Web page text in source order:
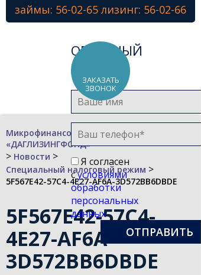
Знамя Победы
займы: 56-02-65 лизинг: 56-02-66
ЗАКАЗАТЬ
ЗВОНОК
ОБРАТНЫЙ
ЗВОНОК
Я согласен
сусловиями
обработки
персональных
данных
Микрофинансовая компания
«ДАГЛИЗИНГФОНД»
> Новости >
Специальный налоговый режим >
5F567E42-57C4-4E27-AF6A-3D572BB6DBDE
5F567E42-57C4-
4E27-AF6A-
3D572BB6DBDE